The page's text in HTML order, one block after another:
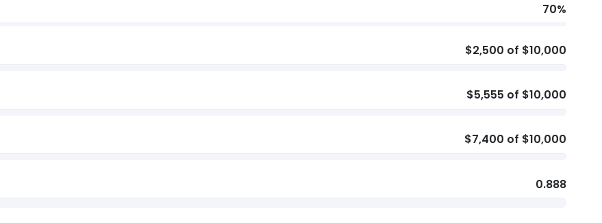
70%
$2,500 of $10,000
$5,555 of $10,000
$7,400 of $10,000
0.888